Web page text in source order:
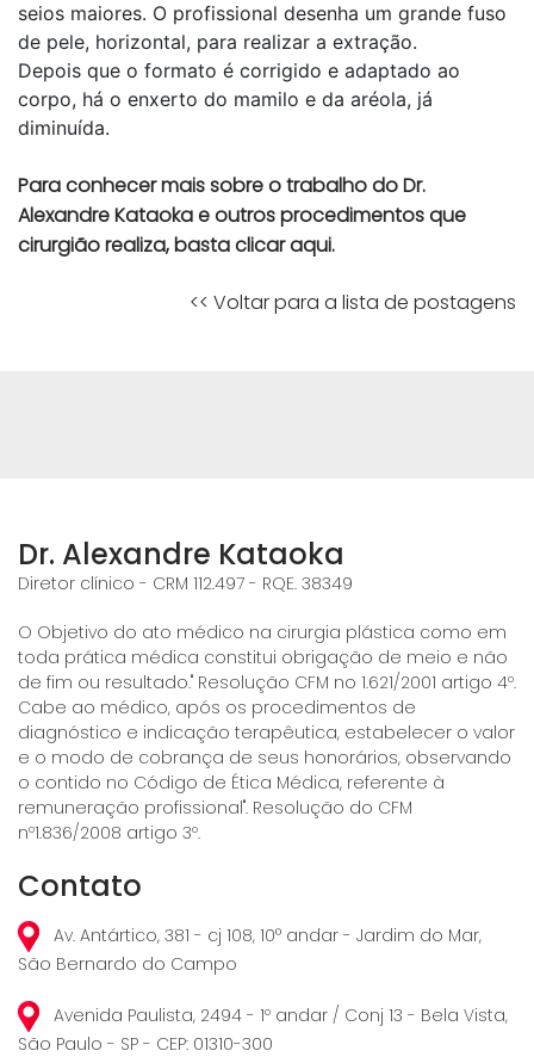
seios maiores. O profissional desenha um grande fuso
de pele, horizontal, para realizar a extração.
Depois que o formato é corrigido e adaptado ao
corpo, há o enxerto do mamilo e da aréola, já
diminuída.
Para conhecer mais sobre o trabalho do Dr.
Alexandre Kataoka e outros procedimentos que
cirurgião realiza, basta clicar aqui.
<< Voltar para a lista de postagens
Dr. Alexandre Kataoka
Diretor clínico - CRM 112.497 - RQE. 38349
O Objetivo do ato médico na cirurgia plástica como em
toda prática médica constitui obrigação de meio e não
de fim ou resultado." Resolução CFM no 1.621/2001 artigo 4º.
Cabe ao médico, após os procedimentos de
diagnóstico e indicação terapêutica, estabelecer o valor
e o modo de cobrança de seus honorários, observando
o contido no Código de Ética Médica, referente à
remuneração profissional". Resolução do CFM
nº1.836/2008 artigo 3º.
Contato
Av. Antártico, 381 - cj 108, 10° andar - Jardim do Mar,
São Bernardo do Campo
Avenida Paulista, 2494 - 1º andar / Conj 13 - Bela Vista,
São Paulo - SP - CEP: 01310-300